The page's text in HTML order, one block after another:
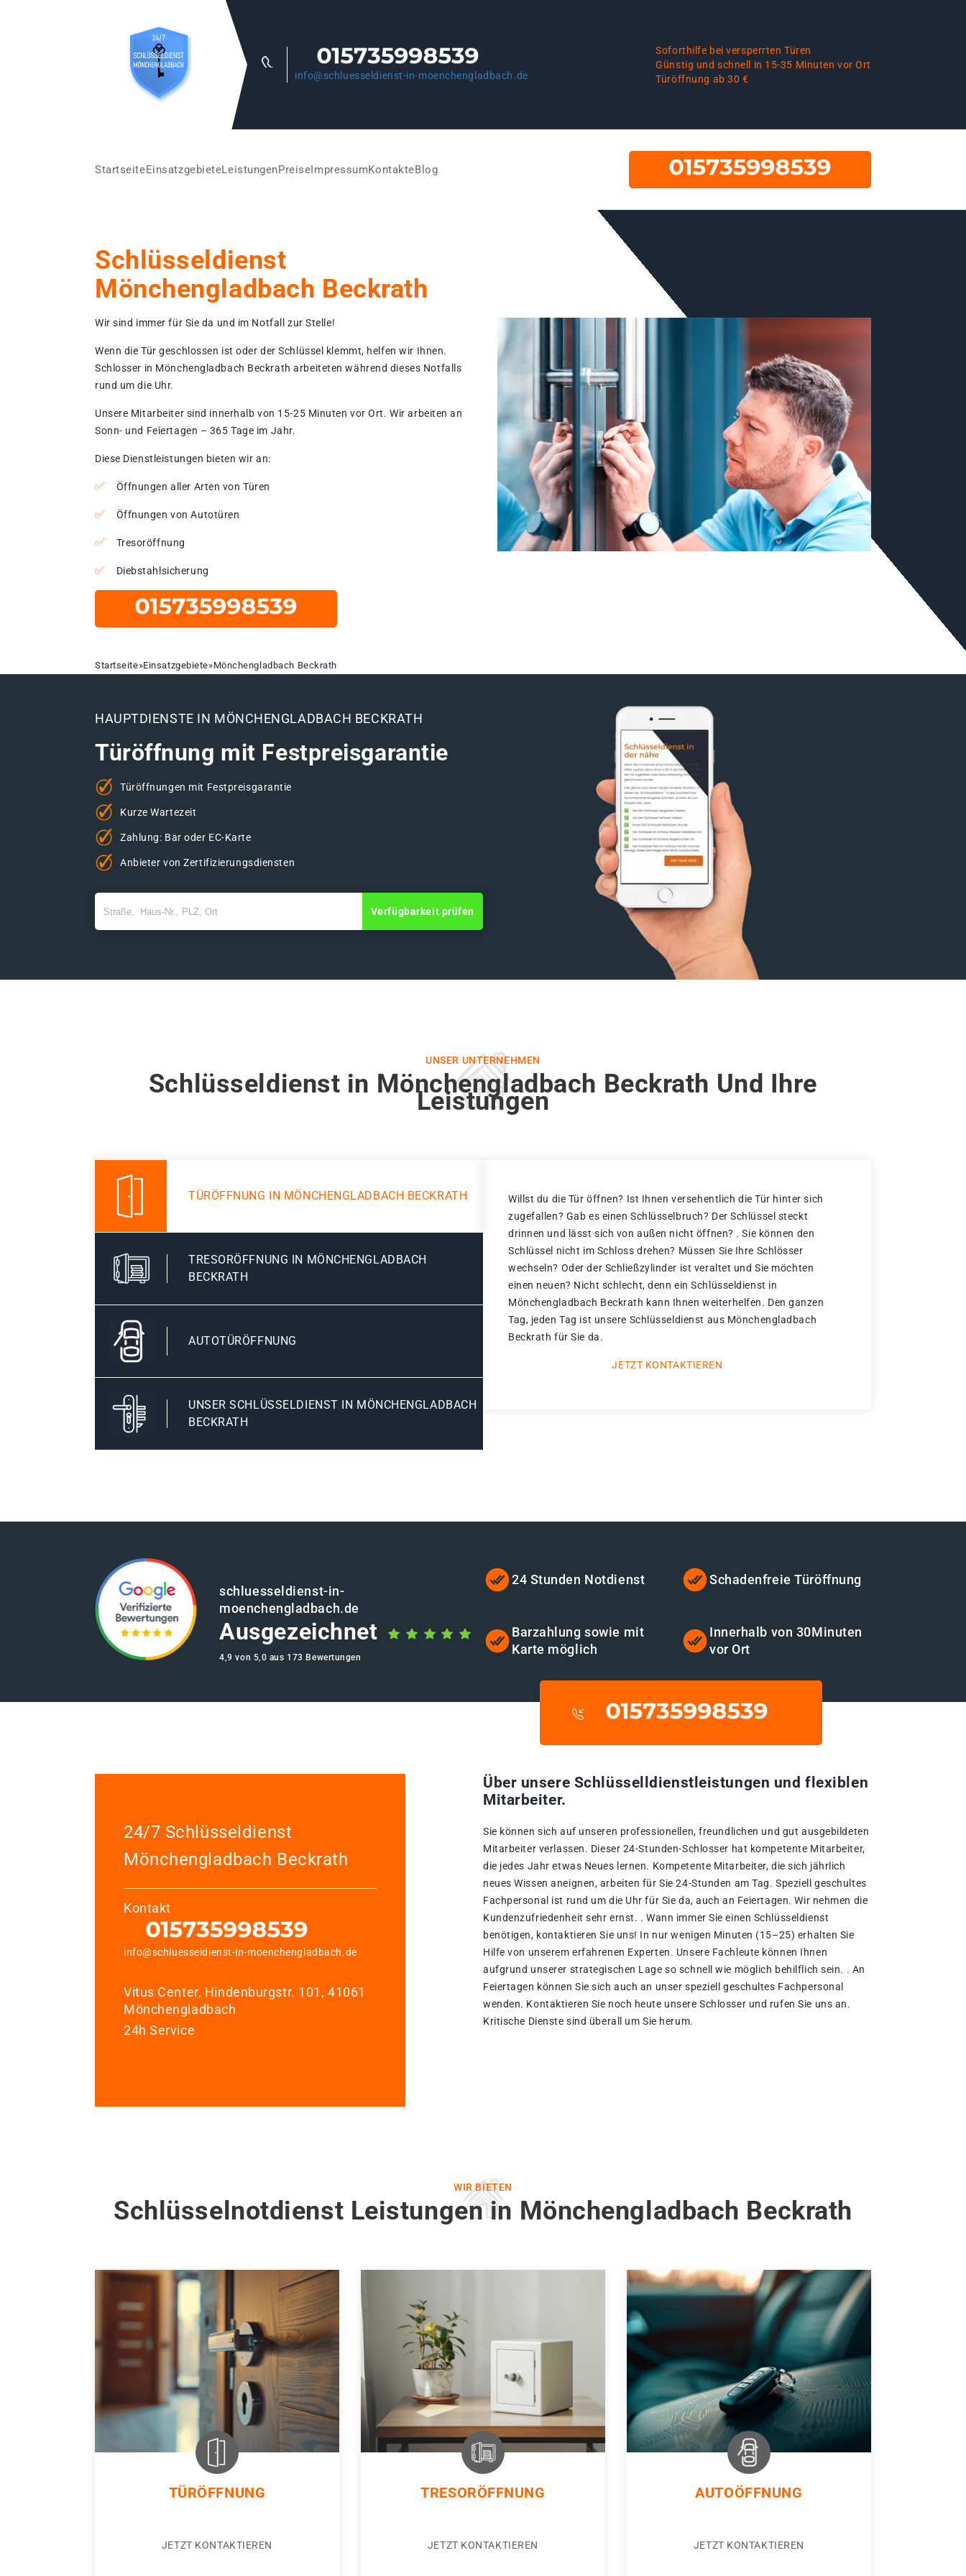
info@schluesseldienst-in-moenchengladbach.de
Soforthilfe bei versperrten Türen
Günstig und schnell in 15-35 Minuten vor Ort
Türöffnung ab 30 €
StartseiteEinsatzgebieteLeistungenPreiseImpressumKontakteBlog
Schlüsseldienst
Mönchengladbach Beckrath
Wir sind immer für Sie da und im Notfall zur Stelle!
Wenn die Tür geschlossen ist oder der Schlüssel klemmt, helfen wir Ihnen.
Schlosser in Mönchengladbach Beckrath arbeiteten während dieses Notfalls
rund um die Uhr.
Unsere Mitarbeiter sind innerhalb von 15-25 Minuten vor Ort. Wir arbeiten an
Sonn- und Feiertagen – 365 Tage im Jahr.
Diese Dienstleistungen bieten wir an:
Öffnungen aller Arten von Türen
Öffnungen von Autotüren
Tresoröffnung
Diebstahlsicherung
Startseite»Einsatzgebiete»Mönchengladbach Beckrath
HAUPTDIENSTE IN MÖNCHENGLADBACH BECKRATH
Türöffnung mit Festpreisgarantie
Türöffnungen mit Festpreisgarantie
Kurze Wartezeit
Zahlung: Bar oder EC-Karte
Anbieter von Zertifizierungsdiensten
Verfügbarkeit prüfen
UNSER UNTERNEHMEN
Schlüsseldienst in Mönchengladbach Beckrath Und Ihre
Leistungen
TÜRÖFFNUNG IN MÖNCHENGLADBACH BECKRATH
TRESORÖFFNUNG IN MÖNCHENGLADBACH
BECKRATH
AUTOTÜRÖFFNUNG
UNSER SCHLÜSSELDIENST IN MÖNCHENGLADBACH
BECKRATH
Willst du die Tür öffnen? Ist Ihnen versehentlich die Tür hinter sich
zugefallen? Gab es einen Schlüsselbruch? Der Schlüssel steckt
drinnen und lässt sich von außen nicht öffnen? . Sie können den
Schlüssel nicht im Schloss drehen? Müssen Sie Ihre Schlösser
wechseln? Oder der Schließzylinder ist veraltet und Sie möchten
einen neuen? Nicht schlecht, denn ein Schlüsseldienst in
Mönchengladbach Beckrath kann Ihnen weiterhelfen. Den ganzen
Tag, jeden Tag ist unsere Schlüsseldienst aus Mönchengladbach
Beckrath für Sie da.
JETZT KONTAKTIEREN
schluesseldienst-in-
moenchengladbach.de
Ausgezeichnet
4,9 von 5,0 aus 173 Bewertungen
24 Stunden Notdienst Schadenfreie Türöffnung
Barzahlung sowie mit
Karte möglich
Innerhalb von 30Minuten
vor Ort
24/7 Schlüsseldienst
Mönchengladbach Beckrath
Kontakt
info@schluesseldienst-in-moenchengladbach.de
Vitus Center, Hindenburgstr. 101, 41061
Mönchengladbach
24h Service
Über unsere Schlüsselldienstleistungen und flexiblen
Mitarbeiter.
Sie können sich auf unseren professionellen, freundlichen und gut ausgebildeten
Mitarbeiter verlassen. Dieser 24-Stunden-Schlosser hat kompetente Mitarbeiter,
die jedes Jahr etwas Neues lernen. Kompetente Mitarbeiter, die sich jährlich
neues Wissen aneignen, arbeiten für Sie 24-Stunden am Tag. Speziell geschultes
Fachpersonal ist rund um die Uhr für Sie da, auch an Feiertagen. Wir nehmen die
Kundenzufriedenheit sehr ernst. . Wann immer Sie einen Schlüsseldienst
benötigen, kontaktieren Sie uns! In nur wenigen Minuten (15–25) erhalten Sie
Hilfe von unserem erfahrenen Experten. Unsere Fachleute können Ihnen
aufgrund unserer strategischen Lage so schnell wie möglich behilflich sein. . An
Feiertagen können Sie sich auch an unser speziell geschultes Fachpersonal
wenden. Kontaktieren Sie noch heute unsere Schlosser und rufen Sie uns an.
Kritische Dienste sind überall um Sie herum.
WIR BIETEN
Schlüsselnotdienst Leistungen in Mönchengladbach Beckrath
TÜRÖFFNUNG
JETZT KONTAKTIEREN
TRESORÖFFNUNG
JETZT KONTAKTIEREN
AUTOÖFFNUNG
JETZT KONTAKTIEREN